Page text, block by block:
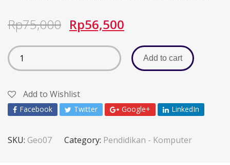
Rp75,000 Rp56,500
Add to cart
Add to Wishlist
Facebook Twitter Google+ LinkedIn
SKU: Geo07 Category: Pendidikan - Komputer